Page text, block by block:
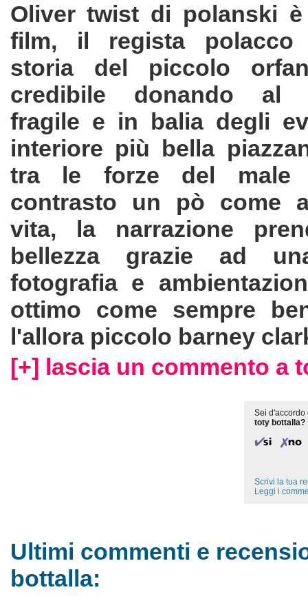
Oliver twist di polanski
film, il regista polacco
storia del piccolo
credibile donando al
fragile e in balia degli
interiore più bella
tra le forze del male
contrasto un pò come
vita, la narrazione
bellezza grazie ad
fotografia e
ottimo come sempre
l'allora piccolo barney
[+] lascia un commento a
Sei d'accordo
toty bottalla?
Scrivi la tua
Leggi i
Ultimi commenti e
bottalla: